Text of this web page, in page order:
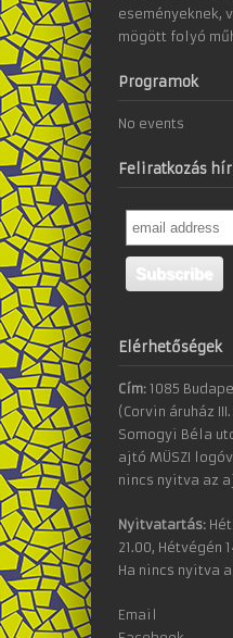
eseményeknek,
mögött folyó
Programok
No events
Feliratkozás
Elérhetőségek
Cím: 1085
(Corvin áruház
Somogyi Béla
ajtó MÜSZI
nincs nyitva az
Nyitvatartás:
21.00, Hétvégén
Ha nincs nyitva
Email